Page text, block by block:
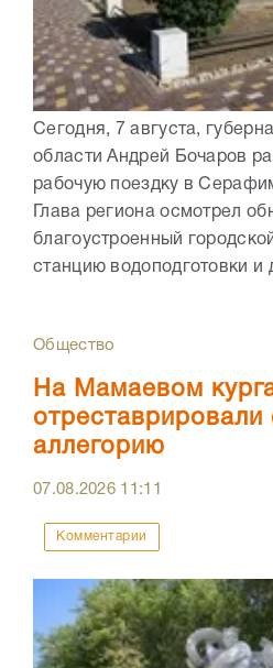
Сегодня, 7 августа,
области Андрей Бочаров
рабочую поездку в
Глава региона осмотрел
благоустроенный
станцию водоподготовки и
Общество
На Мамаевом
отреставрировали
аллегорию
07.08.2026 11:11
Комментарии